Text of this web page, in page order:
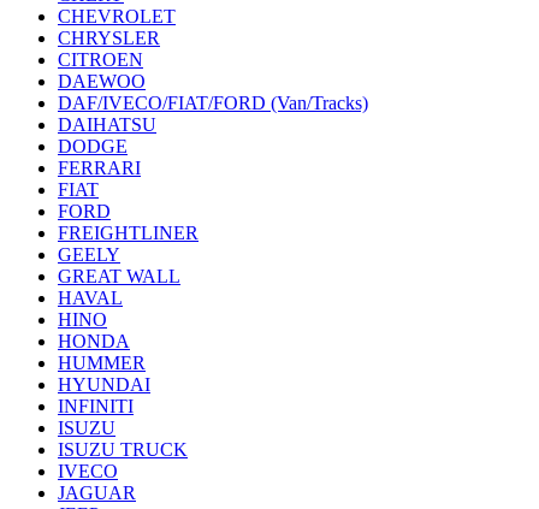
CHEVROLET
CHRYSLER
CITROEN
DAEWOO
DAF/IVECO/FIAT/FORD (Van/Tracks)
DAIHATSU
DODGE
FERRARI
FIAT
FORD
FREIGHTLINER
GEELY
GREAT WALL
HAVAL
HINO
HONDA
HUMMER
HYUNDAI
INFINITI
ISUZU
ISUZU TRUCK
IVECO
JAGUAR